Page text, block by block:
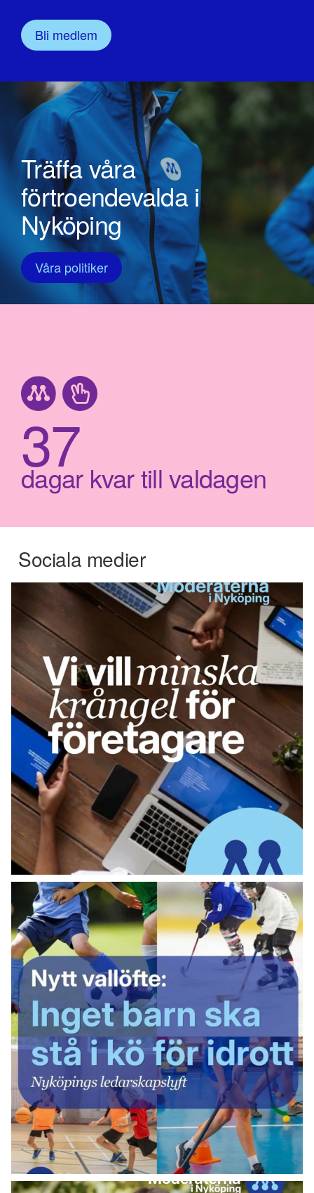
Bli medlem
37
dagar kvar till valdagen
Träffa våra
förtroendevalda i
Nyköping
Våra politiker
Sociala medier